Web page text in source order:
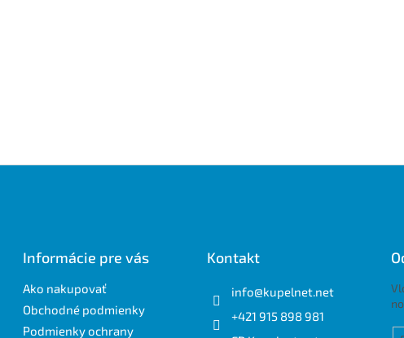
Informácie pre vás
Ako nakupovať
Obchodné podmienky
Podmienky ochrany
Kontakt
info@kupelnet.net
+421 915 898 981